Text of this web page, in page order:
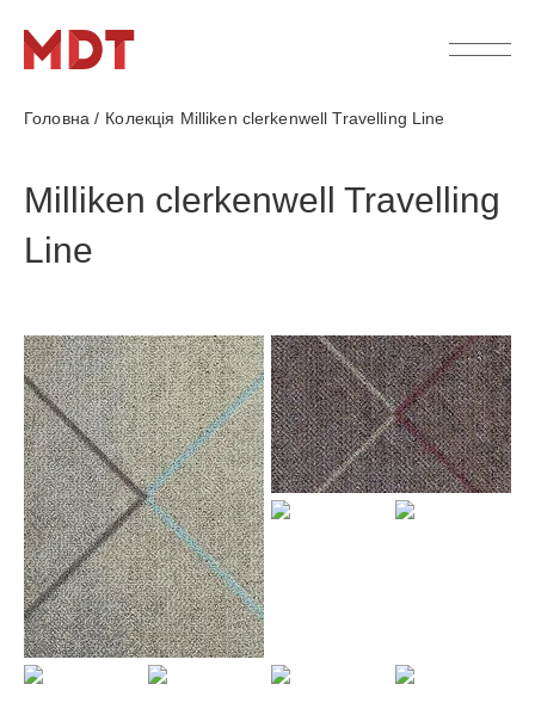
Головна / Колекція Milliken clerkenwell Travelling Line
Milliken clerkenwell Travelling
Line